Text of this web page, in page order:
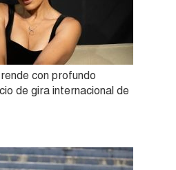
con profundo
de gira internacional de